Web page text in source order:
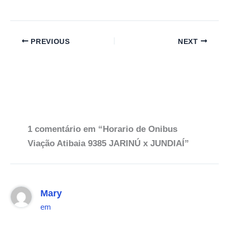
PREVIOUS NEXT
1 comentário em “Horario de Onibus
Viação Atibaia 9385 JARINÚ x JUNDIAÍ”
Mary
em